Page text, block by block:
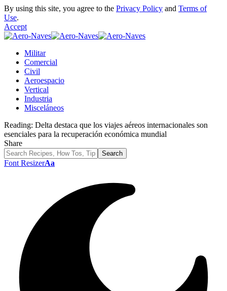
By using this site, you agree to the Privacy Policy and Terms of
Use.
Accept
Militar
Comercial
Civil
Aeroespacio
Vertical
Industria
Misceláneos
Reading: Delta destaca que los viajes aéreos internacionales son
esenciales para la recuperación económica mundial
Share
Font ResizerAa